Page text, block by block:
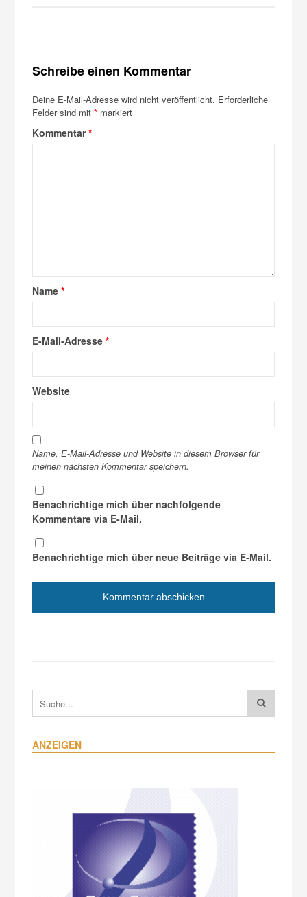
Schreibe einen Kommentar
Deine E-Mail-Adresse wird nicht veröffentlicht. Erforderliche
Felder sind mit* markiert
Kommentar*
Name*
E-Mail-Adresse*
Website
Name, E-Mail-Adresse und Website in diesem Browser für
meinen nächsten Kommentar speichern.
Benachrichtige mich über nachfolgende
Kommentare via E-Mail.
Benachrichtige mich über neue Beiträge via E-Mail.
ANZEIGEN